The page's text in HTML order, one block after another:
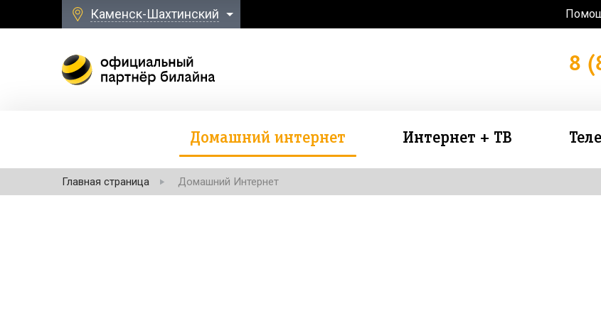
Каменск-Шахтинский
8
Домашний интернет Интернет + ТВ
Главная страница Домашний Интернет